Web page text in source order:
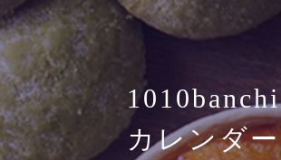
1010banchi
カレンダー